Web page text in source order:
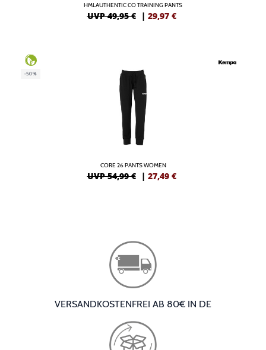
HMLAUTHENTIC CO TRAINING PANTS
UVP 49,95 € | 29,97 €
-50%
CORE 26 PANTS WOMEN
UVP 54,99 € | 27,49 €
VERSANDKOSTENFREI AB 80€ IN DE